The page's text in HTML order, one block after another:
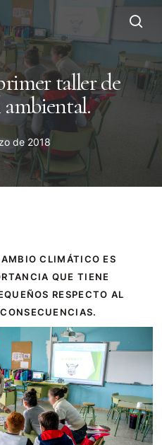
taller de
de 2018
CLIMÁTICO ES
QUE TIENE
RESPECTO AL